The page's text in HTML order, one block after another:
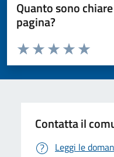
Quanto sono
pagina?
Valuta da 1 a 5 stelle la pagina
Valuta 5
Valuta 4
Valuta 3 stelle
Valuta 2 stelle su 5
Valuta 1 stelle su 5
Contatta il
Leggi le